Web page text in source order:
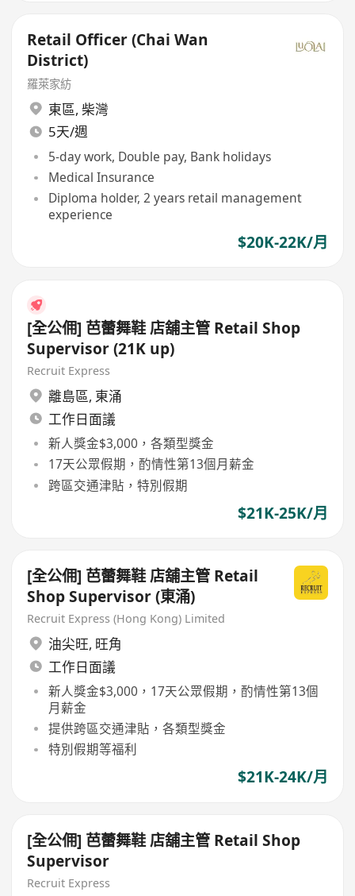
Retail Officer (Chai Wan
District)
羅萊家紡
東區, 柴灣
5天/週
5-day work, Double pay, Bank holidays
Medical Insurance
Diploma holder, 2 years retail management
experience
$20K-22K/月
[全公佣] 芭蕾舞鞋 店舖主管 Retail Shop
Supervisor (21K up)
Recruit Express
離島區, 東涌
工作日面議
新人獎金$3,000，各類型獎金
17天公眾假期，酌情性第13個月薪金
跨區交通津貼，特別假期
$21K-25K/月
[全公佣] 芭蕾舞鞋 店舖主管 Retail
Shop Supervisor (東涌)
Recruit Express (Hong Kong) Limited
油尖旺, 旺角
工作日面議
新人獎金$3,000，17天公眾假期，酌情性第13個
月薪金
提供跨區交通津貼，各類型獎金
特別假期等福利
$21K-24K/月
[全公佣] 芭蕾舞鞋 店舖主管 Retail Shop
Supervisor
Recruit Express